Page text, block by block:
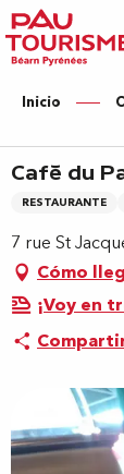
Aller
au
contenu
principal
Inicio
Café du
RESTAURANTE
7 rue St
Cómo
¡Voy en